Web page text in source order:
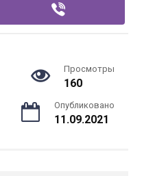
Просмотры
160
Опубликовано
11.09.2021